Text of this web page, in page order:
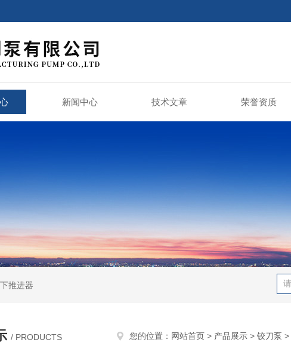
新闻中心 技术文章 荣誉资质
推进器
/ PRODUCTS 您的位置： 网站首页 > 产品展示 > 铰刀泵 >